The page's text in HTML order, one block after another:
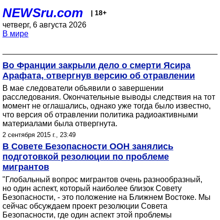
NEWSru.com | 18+
четверг, 6 августа 2026
В мире
Во Франции закрыли дело о смерти Ясира
Арафата, отвергнув версию об отравлении
В мае следователи объявили о завершении
расследования. Окончательные выводы следствия на тот
момент не оглашались, однако уже тогда было известно,
что версия об отравлении политика радиоактивными
материалами была отвергнута.
2 сентября 2015 г., 23:49
В Совете Безопасности ООН занялись
подготовкой резолюции по проблеме
мигрантов
"Глобальный вопрос мигрантов очень разнообразный,
но один аспект, который наиболее близок Совету
Безопасности, - это положение на Ближнем Востоке. Мы
сейчас обсуждаем проект резолюции Совета
Безопасности, где один аспект этой проблемы